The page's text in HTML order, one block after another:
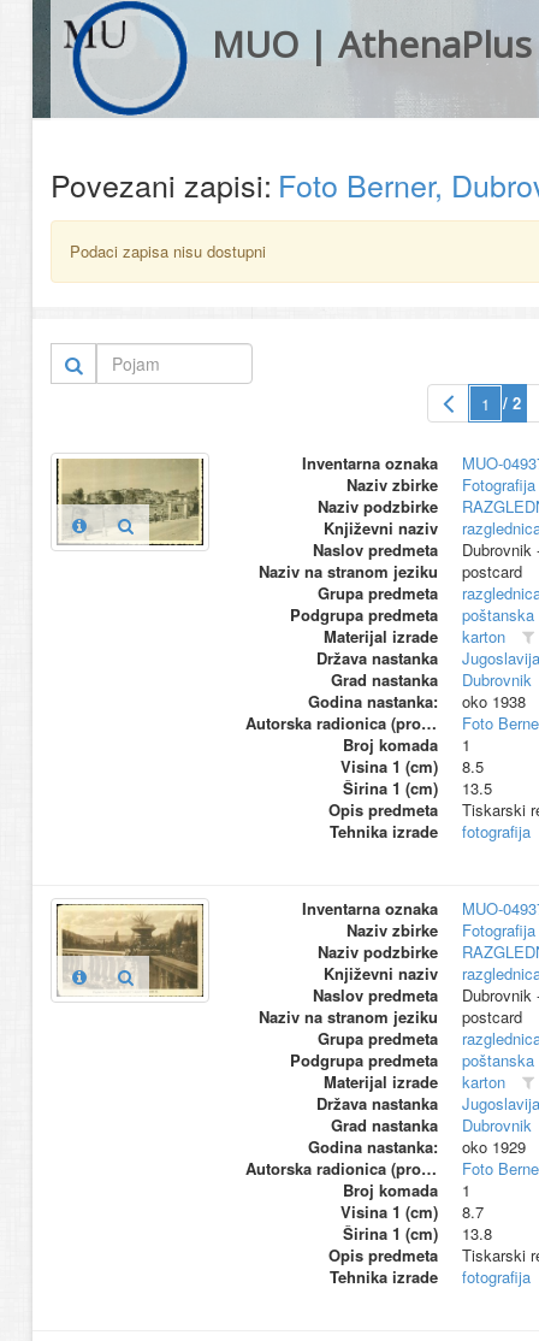
MUO | AthenaPlus
Povezani zapisi: Foto Berner,
Podaci zapisa nisu dostupni
/ 2
Inventarna oznaka
MUO-
Naziv zbirke
Naziv podzbirke
Književni naziv
Naslov predmeta
Dubrovnik
Naziv na stranom jeziku
postcard
Grupa predmeta
Podgrupa predmeta
poštanska
Materijal izrade
karton
Država nastanka
Jugoslavija
Grad nastanka
Dubrovnik
Godina nastanka:
oko 1938
Autorska radionica (proizvođač)
Foto
Broj komada
1
Visina 1 (cm)
8.5
Širina 1 (cm)
13.5
Opis predmeta
Tiskarski
Tehnika izrade
fotografija
Inventarna oznaka
MUO-
Naziv zbirke
Naziv podzbirke
Književni naziv
Naslov predmeta
Dubrovnik
Naziv na stranom jeziku
postcard
Grupa predmeta
Podgrupa predmeta
poštanska
Materijal izrade
karton
Država nastanka
Jugoslavija
Grad nastanka
Dubrovnik
Godina nastanka:
oko 1929
Autorska radionica (proizvođač)
Foto
Broj komada
1
Visina 1 (cm)
8.7
Širina 1 (cm)
13.8
Opis predmeta
Tiskarski
Tehnika izrade
fotografija